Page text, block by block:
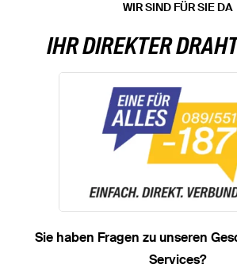
WIR SIND FÜR SIE DA
IHR DIREKTER
Sie haben Fragen zu unseren
Services?